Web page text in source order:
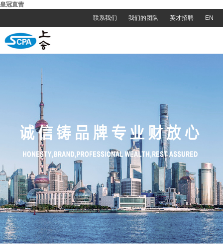
皇冠直营
联系我们
我们的团队 英才招聘 EN